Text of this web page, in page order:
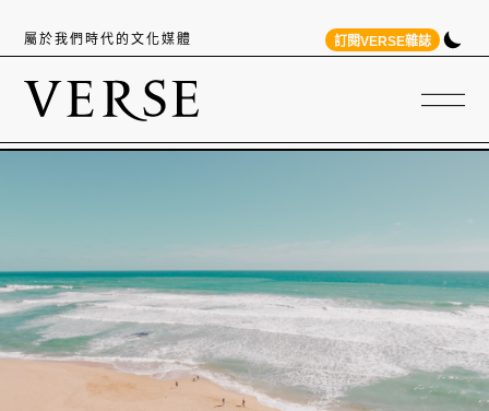
屬於我們時代的文化媒體 訂閱VERSE雜誌